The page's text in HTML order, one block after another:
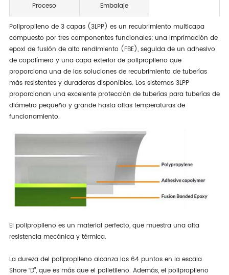
Proceso Embalaje
Polipropileno de 3 capas (3LPP) es un recubrimiento multicapa
compuesto por tres componentes funcionales; una imprimación de
epoxi de fusión de alto rendimiento (FBE), seguida de un adhesivo
de copolímero y una capa exterior de polipropileno que
proporciona una de las soluciones de recubrimiento de tuberías
más resistentes y duraderas disponibles. Los sistemas 3LPP
proporcionan una excelente protección de tuberías para tuberías de
diámetro pequeño y grande hasta altas temperaturas de
funcionamiento.
El polipropileno es un material perfecto, que muestra una alta
resistencia mecánica y térmica.
La dureza del polipropileno alcanza los 64 puntos en la escala
Shore “D”, que es más que el polietileno. Además, el polipropileno